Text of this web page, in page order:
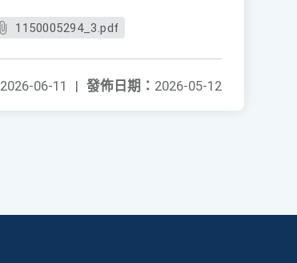
1150005294_3.pdf
發佈日期： 2026-05-12
2026-06-11 |